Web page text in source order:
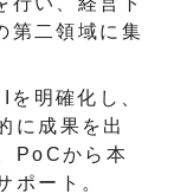
第二領域に集
明確化し、
に成果を出
PoCから本
ポート。